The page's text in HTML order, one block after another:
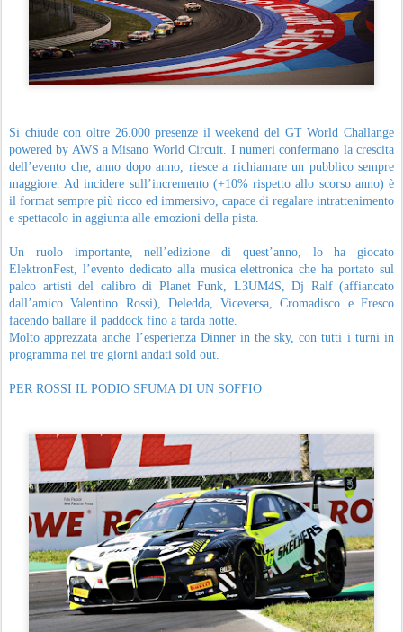
Si chiude con oltre 26.000 presenze il weekend del GT World Challange
powered by AWS a Misano World Circuit. I numeri confermano la crescita
dell’evento che, anno dopo anno, riesce a richiamare un pubblico sempre
maggiore. Ad incidere sull’incremento (+10% rispetto allo scorso anno) è
il format sempre più ricco ed immersivo, capace di regalare intrattenimento
e spettacolo in aggiunta alle emozioni della pista.
Un ruolo importante, nell’edizione di quest’anno, lo ha giocato
ElektronFest, l’evento dedicato alla musica elettronica che ha portato sul
palco artisti del calibro di Planet Funk, L3UM4S, Dj Ralf (affiancato
dall’amico Valentino Rossi), Deledda, Viceversa, Cromadisco e Fresco
facendo ballare il paddock fino a tarda notte.
Molto apprezzata anche l’esperienza Dinner in the sky, con tutti i turni in
programma nei tre giorni andati sold out.
PER ROSSI IL PODIO SFUMA DI UN SOFFIO